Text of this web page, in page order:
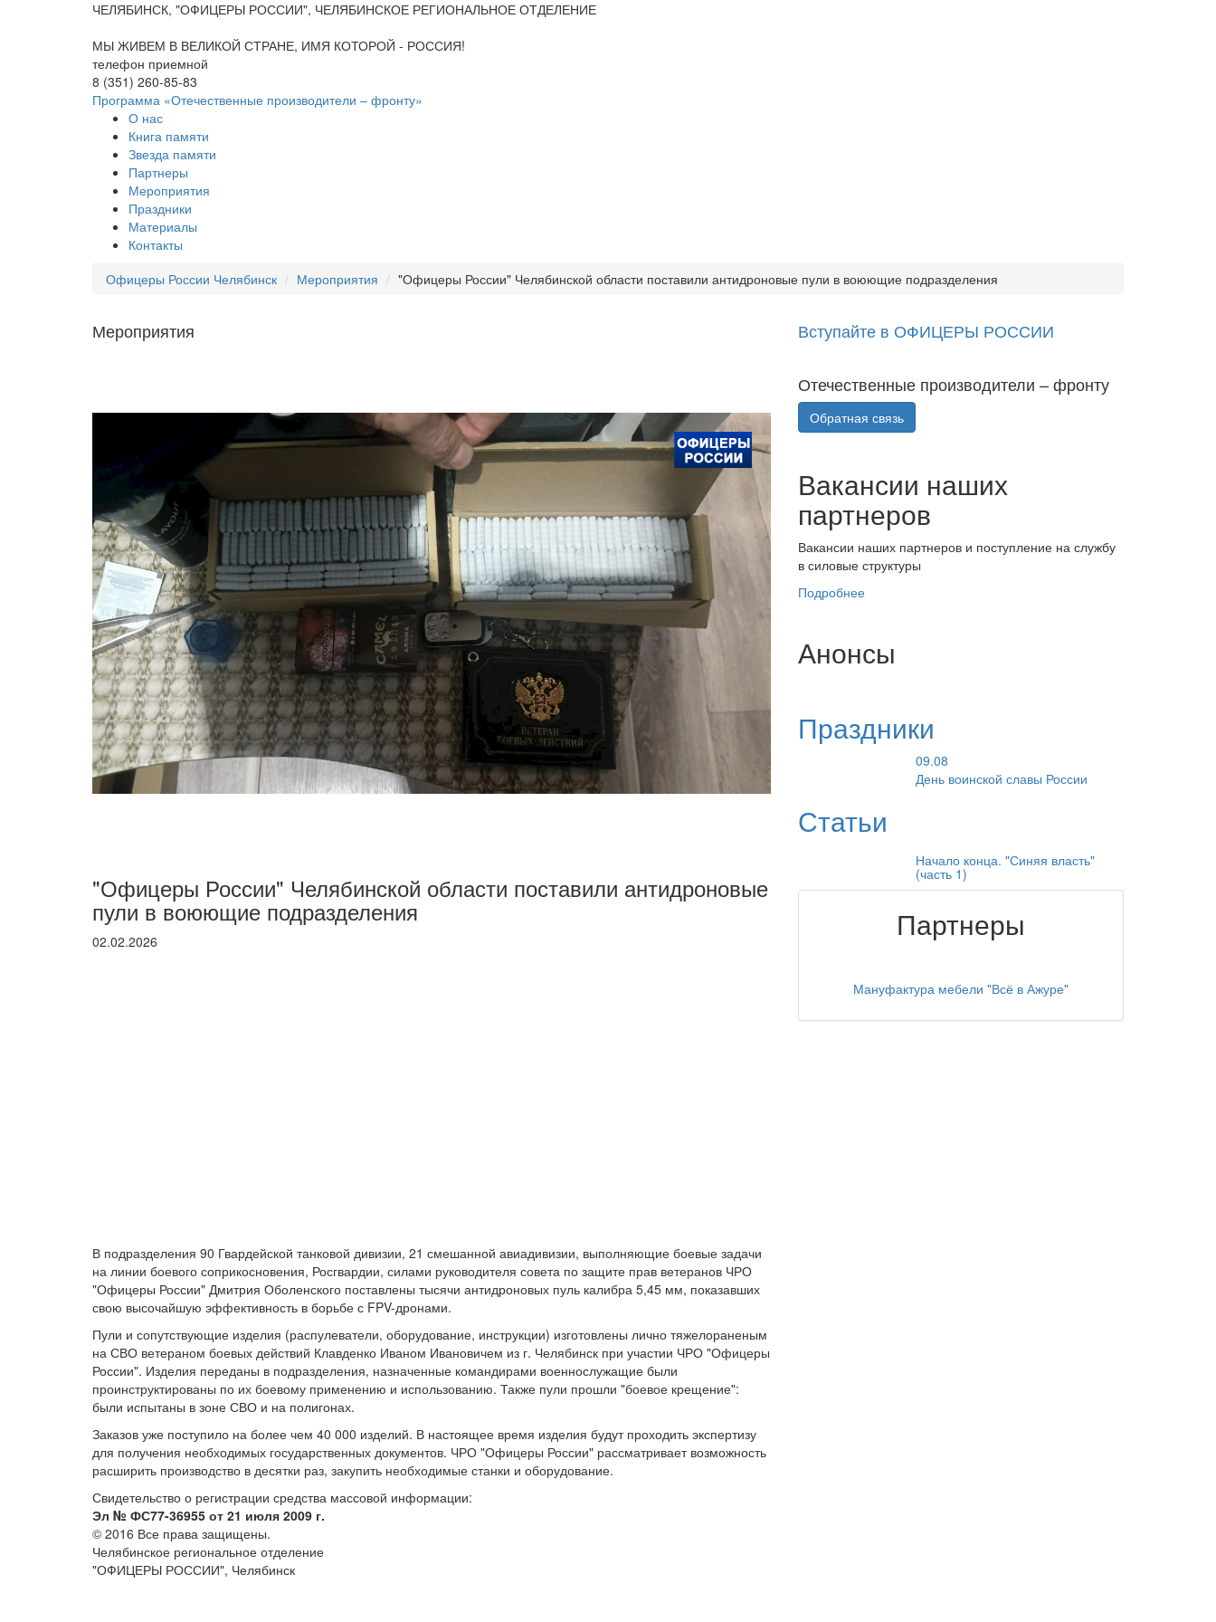
ЧЕЛЯБИНСК, "ОФИЦЕРЫ РОССИИ", ЧЕЛЯБИНСКОЕ РЕГИОНАЛЬНОЕ ОТДЕЛЕНИЕ
МЫ ЖИВЕМ В ВЕЛИКОЙ СТРАНЕ, ИМЯ КОТОРОЙ - РОССИЯ!
телефон приемной
8 (351) 260-85-83
Программа «Отечественные производители – фронту»
О нас
Книга памяти
Звезда памяти
Партнеры
Мероприятия
Праздники
Материалы
Контакты
Офицеры России Челябинск
Мероприятия "Офицеры России" Челябинской области поставили антидроновые пули в воюющие подразделения
Мероприятия
"Офицеры России" Челябинской области поставили антидроновые
пули в воюющие подразделения
02.02.2026
В подразделения 90 Гвардейской танковой дивизии, 21 смешанной авиадивизии, выполняющие боевые задачи
на линии боевого соприкосновения, Росгвардии, силами руководителя совета по защите прав ветеранов ЧРО
"Офицеры России" Дмитрия Оболенского поставлены тысячи антидроновых пуль калибра 5,45 мм, показавших
свою высочайшую эффективность в борьбе с FPV-дронами.
Пули и сопутствующие изделия (распулеватели, оборудование, инструкции) изготовлены лично тяжелораненым
на СВО ветераном боевых действий Клавденко Иваном Ивановичем из г. Челябинск при участии ЧРО "Офицеры
России". Изделия переданы в подразделения, назначенные командирами военнослужащие были
проинструктированы по их боевому применению и использованию. Также пули прошли "боевое крещение":
были испытаны в зоне СВО и на полигонах.
Заказов уже поступило на более чем 40 000 изделий. В настоящее время изделия будут проходить экспертизу
для получения необходимых государственных документов. ЧРО "Офицеры России" рассматривает возможность
расширить производство в десятки раз, закупить необходимые станки и оборудование.
Вступайте в ОФИЦЕРЫ РОССИИ
Отечественные производители – фронту
Обратная связь
Вакансии наших
партнеров
Вакансии наших партнеров и поступление на службу
в силовые структуры
Подробнее
Анонсы
Праздники
09.08
День воинской славы России
Статьи
Начало конца. "Синяя власть"
(часть 1)
Партнеры
Мануфактура мебели "Всё в Ажуре"
Свидетельство о регистрации средства массовой информации:
Эл № ФС77-36955 от 21 июля 2009 г.
© 2016 Все права защищены.
Челябинское региональное отделение
"ОФИЦЕРЫ РОССИИ", Челябинск